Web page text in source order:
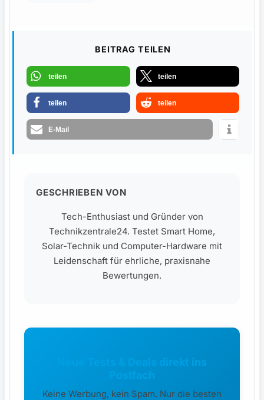
BEITRAG TEILEN
teilen teilen
teilen teilen
E-Mail
GESCHRIEBEN VON
Tech-Enthusiast und Gründer von
Technikzentrale24. Testet Smart Home,
Solar-Technik und Computer-Hardware mit
Leidenschaft für ehrliche, praxisnahe
Bewertungen.
Neue Tests & Deals direkt ins
Postfach
Keine Werbung, kein Spam. Nur die besten